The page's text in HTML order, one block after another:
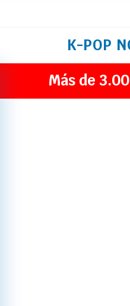
K-POP
Más de